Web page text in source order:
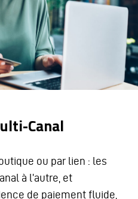
Canal
ou par lien : les
à l’autre, et
de paiement fluide,